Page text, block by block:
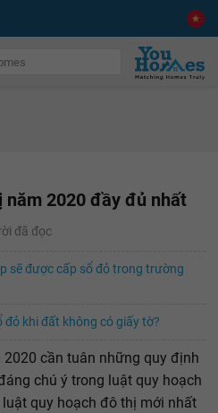
năm 2020 đầy đủ nhất
đã đọc
sẽ được cấp sổ đỏ trong trường
khi đất không có giấy tờ?
cần tuân những quy định
chú ý trong luật quy hoạch
quy hoạch đô thị mới nhất